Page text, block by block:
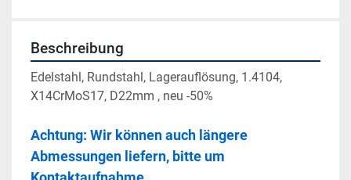
Beschreibung
Edelstahl, Rundstahl, Lagerauflösung, 1.4104,
X14CrMoS17, D22mm , neu -50%
Achtung: Wir können auch längere
Abmessungen liefern, bitte um